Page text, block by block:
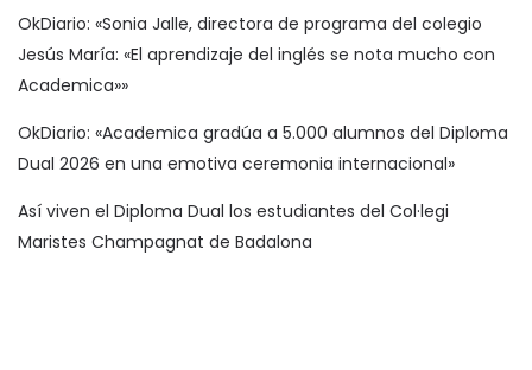
OkDiario: «Sonia Jalle, directora de programa del colegio
Jesús María: «El aprendizaje del inglés se nota mucho con
Academica»»
OkDiario: «Academica gradúa a 5.000 alumnos del Diploma
Dual 2026 en una emotiva ceremonia internacional»
Así viven el Diploma Dual los estudiantes del Col·legi
Maristes Champagnat de Badalona